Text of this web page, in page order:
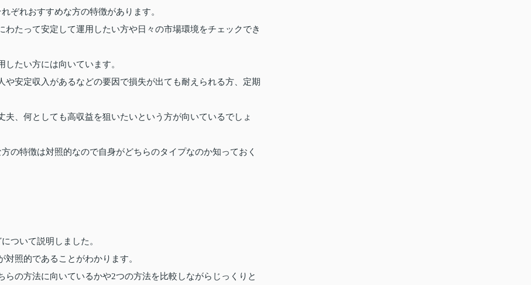
ぞれおすすめな方の特徴があります。
わたって安定して運用したい方や日々の市場環境をチェックでき
たい方には向いています。
安定収入があるなどの要因で損失が出ても耐えられる方、定期
、何としても高収益を狙いたいという方が向いているでしょ
の特徴は対照的なので自身がどちらのタイプなのか知っておく
ついて説明しました。
照的であることがわかります。
の方法に向いているかや2つの方法を比較しながらじっくりと